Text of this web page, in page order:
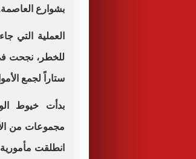
بشوارع
العملية التي
للخطر، نجحت
ستاراً لجمع
بدأت خيوط
مجموعات من